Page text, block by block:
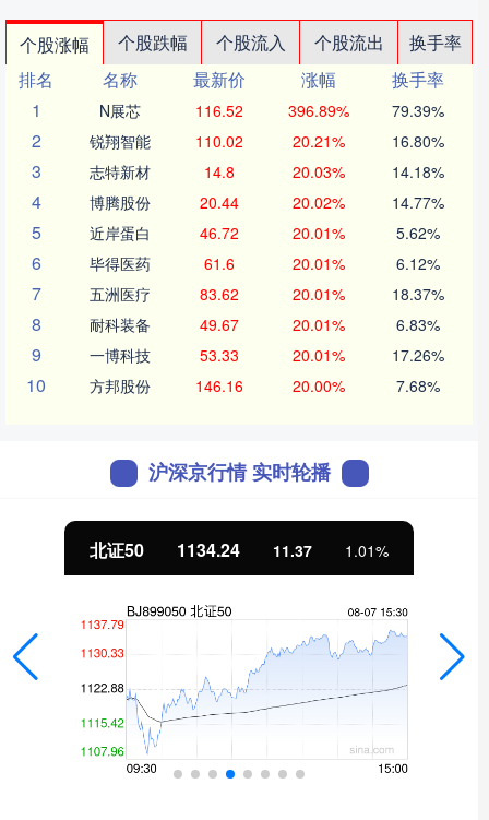
个股涨幅 个股跌幅 个股流入 个股流出
换手率
排名
名称 最新价 涨幅
换手率
1
N展芯 116.52 396.89% 79.39%
2 锐翔智能 110.02 20.21% 16.80%
3 志特新材 14.8 20.03% 14.18%
4 博腾股份 20.44 20.02% 14.77%
5 近岸蛋白 46.72 20.01% 5.62%
6 毕得医药 61.6 20.01% 6.12%
7 五洲医疗 83.62 20.01% 18.37%
8 耐科装备 49.67 20.01% 6.83%
9 一博科技 53.33 20.01% 17.26%
10 方邦股份 146.16 20.00% 7.68%
沪深京行情 实时轮播
北证50 1134.24 11.37 1.01%